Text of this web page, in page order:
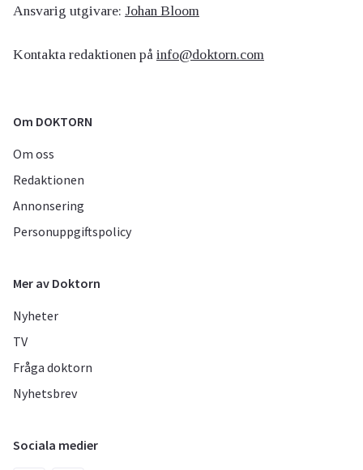
Ansvarig utgivare: Johan Bloom
Kontakta redaktionen på info@doktorn.com
Om DOKTORN
Om oss
Redaktionen
Annonsering
Personuppgiftspolicy
Mer av Doktorn
Nyheter
TV
Fråga doktorn
Nyhetsbrev
Sociala medier